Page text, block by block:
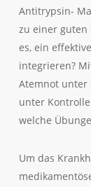
Antitrypsin-
zu einer guten
es, ein
integrieren?
Atemnot unter
unter
welche
Um das